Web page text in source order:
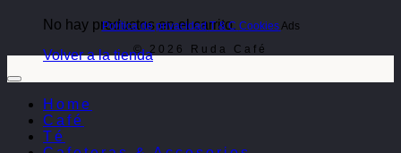
No hay productos en el carrito.
Volver a la tienda
Política de privacidad T & C Cookies Ads
© 2026 Ruda Café
Home
Café
Té